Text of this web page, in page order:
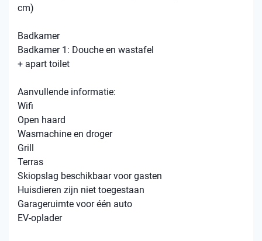
cm)
Badkamer
Badkamer 1: Douche en wastafel
+ apart toilet
Aanvullende informatie:
Wifi
Open haard
Wasmachine en droger
Grill
Terras
Skiopslag beschikbaar voor gasten
Huisdieren zijn niet toegestaan
Garageruimte voor één auto
EV-oplader